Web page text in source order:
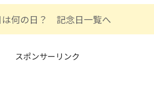
は何の日？ 記念日一覧へ
スポンサーリンク